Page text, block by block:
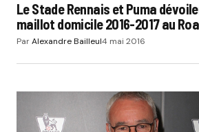
Le Stade Rennais et Puma
maillot domicile 2016-2017 au
ParAlexandre Bailleul4 mai 2016